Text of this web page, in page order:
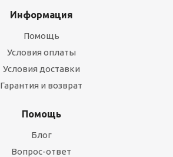
Информация
Помощь
Условия оплаты
Условия доставки
Гарантия и возврат
Помощь
Блог
Вопрос-ответ